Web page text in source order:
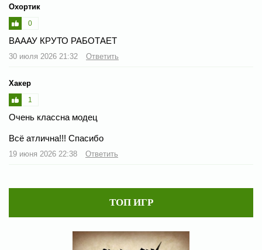
Охортик
0
ВАААУ КРУТО РАБОТАЕТ
30 июля 2026 21:32 Ответить
Хакер
1
Очень классна модец
Всё атлична!!! Спасибо
19 июня 2026 22:38 Ответить
ТОП ИГР